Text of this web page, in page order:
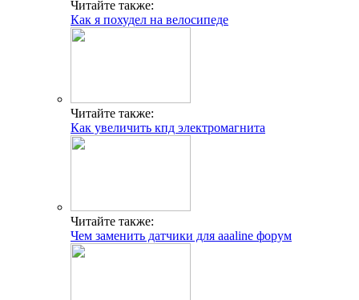
Читайте также:
Как я похудел на велосипеде
Читайте также:
Как увеличить кпд электромагнита
Читайте также:
Чем заменить датчики для aaaline форум